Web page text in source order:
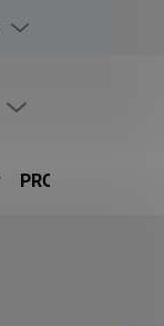
PROSKLENÉ